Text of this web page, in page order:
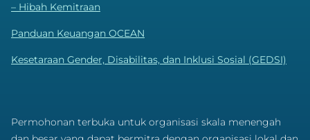
– Hibah Kemitraan
Panduan Keuangan OCEAN
Kesetaraan Gender, Disabilitas, dan Inklusi Sosial (GEDSI)
Permohonan terbuka untuk organisasi skala menengah